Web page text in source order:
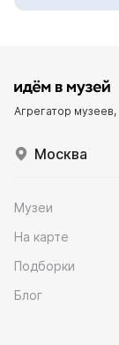
Агрегатор
Москва
Музеи
На карте
Подборки
Блог